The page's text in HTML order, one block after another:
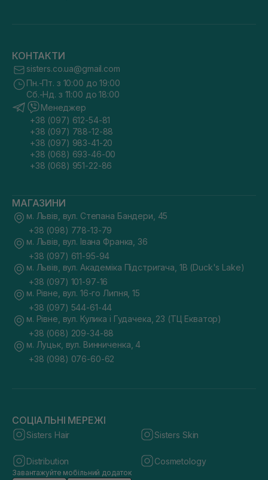
КОНТАКТИ
sisters.co.ua@gmail.com
Пн.-Пт. з 10:00 до 19:00
Сб.-Нд. з 11:00 до 18:00
Менеджер
+38 (097) 612-54-81
+38 (097) 788-12-88
+38 (097) 983-41-20
+38 (068) 693-46-00
+38 (068) 951-22-86
МАГАЗИНИ
м. Львів, вул. Степана Бандери, 45
+38 (098) 778-13-79
м. Львів, вул. Івана Франка, 36
+38 (097) 611-95-94
м. Львів, вул. Академіка Підстригача, 1В (Duck's Lake)
+38 (097) 101-97-16
м. Рівне, вул. 16-го Липня, 15
+38 (097) 544-61-44
м. Рівне, вул. Кулика і Гудачека, 23 (ТЦ Екватор)
+38 (068) 209-34-88
м. Луцьк, вул. Винниченка, 4
+38 (098) 076-60-62
СОЦІАЛЬНІ МЕРЕЖІ
Sisters Hair Sisters Skin
Distribution Cosmetology
Завантажуйте мобільний додаток